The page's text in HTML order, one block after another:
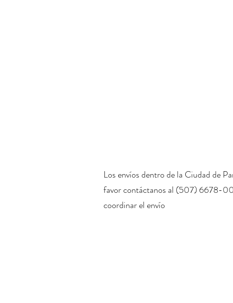
Los envíos dentro de la Ciudad de
favor contáctanos al (507) 6678-
coordinar el envío